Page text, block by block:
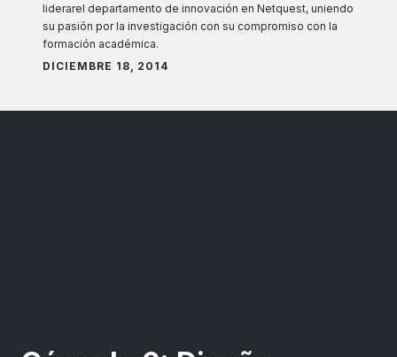
liderarel departamento de innovación en Netquest, uniendo
su pasión por la investigación con su compromiso con la
formación académica.
DICIEMBRE 18, 2014